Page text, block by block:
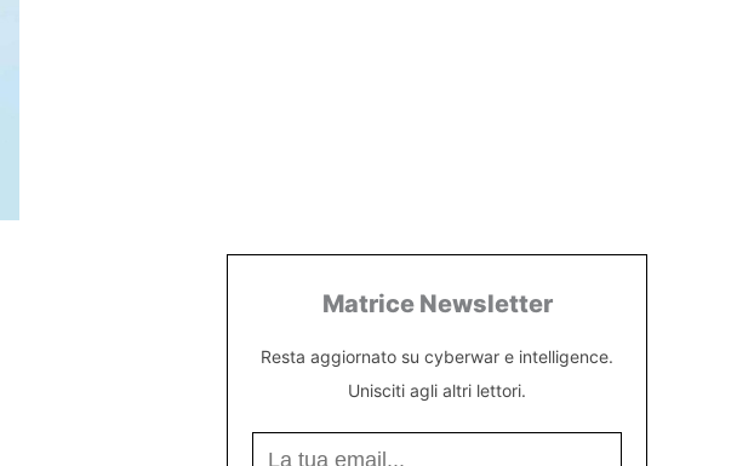
Matrice Newsletter
Resta aggiornato su cyberwar e intelligence.
Unisciti agli altri lettori.